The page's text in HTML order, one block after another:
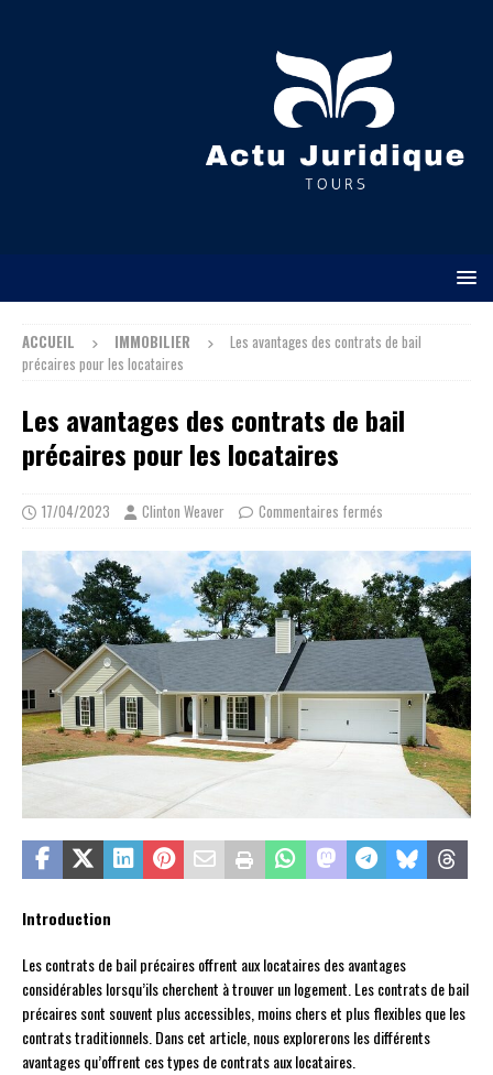
ACCUEIL IMMOBILIER
Les avantages des contrats de bail
précaires pour les locataires
Les avantages des contrats de bail
précaires pour les locataires
17/04/2023 Clinton Weaver Commentaires fermés
Introduction
Les contrats de bail précaires offrent aux locataires des avantages
considérables lorsqu’ils cherchent à trouver un logement. Les contrats de bail
précaires sont souvent plus accessibles, moins chers et plus flexibles que les
contrats traditionnels. Dans cet article, nous explorerons les différents
avantages qu’offrent ces types de contrats aux locataires.